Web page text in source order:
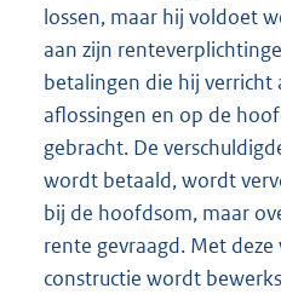
lossen, maar hij voldoet
aan zijn
betalingen die hij verricht
aflossingen en op de
gebracht. De
wordt betaald, wordt
bij de hoofdsom, maar
rente gevraagd. Met
constructie wordt